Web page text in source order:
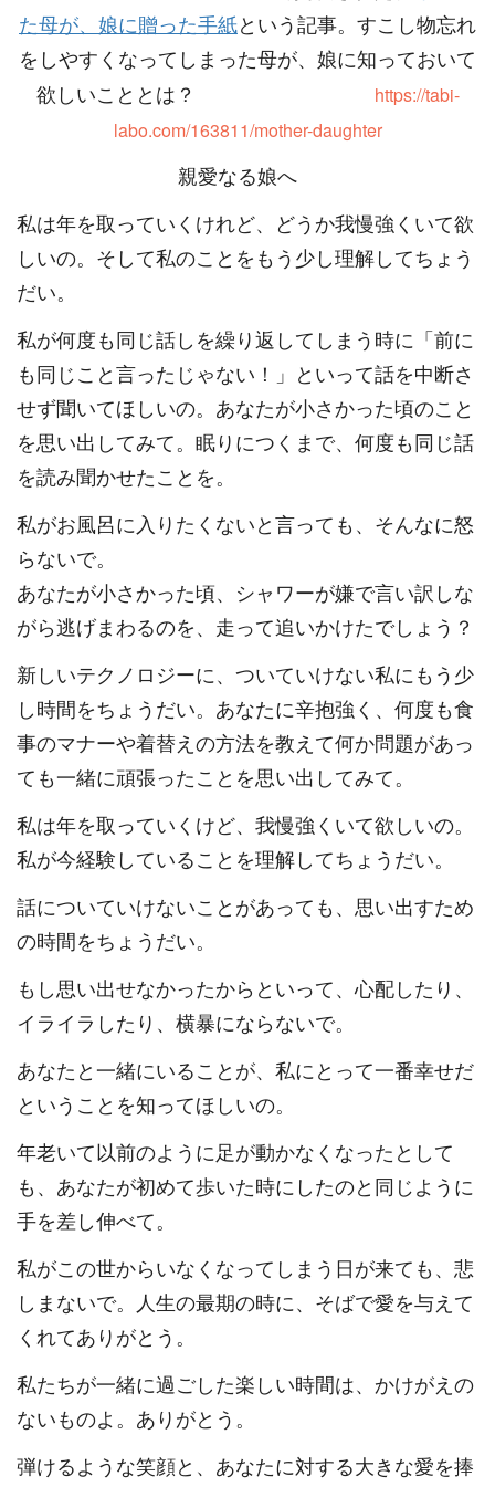
た母が、娘に贈った手紙という記事。すこし物忘れ
をしやすくなってしまった母が、娘に知っておいて
欲しいこととは？ https://tabi-
labo.com/163811/mother-daughter
親愛なる娘へ
私は年を取っていくけれど、どうか我慢強くいて欲
しいの。そして私のことをもう少し理解してちょう
だい。
私が何度も同じ話しを繰り返してしまう時に「前に
も同じこと言ったじゃない！」といって話を中断さ
せず聞いてほしいの。あなたが小さかった頃のこと
を思い出してみて。眠りにつくまで、何度も同じ話
を読み聞かせたことを。
私がお風呂に入りたくないと言っても、そんなに怒
らないで。
あなたが小さかった頃、シャワーが嫌で言い訳しな
がら逃げまわるのを、走って追いかけたでしょう？
新しいテクノロジーに、ついていけない私にもう少
し時間をちょうだい。あなたに辛抱強く、何度も食
事のマナーや着替えの方法を教えて何か問題があっ
ても一緒に頑張ったことを思い出してみて。
私は年を取っていくけど、我慢強くいて欲しいの。
私が今経験していることを理解してちょうだい。
話についていけないことがあっても、思い出すため
の時間をちょうだい。
もし思い出せなかったからといって、心配したり、
イライラしたり、横暴にならないで。
あなたと一緒にいることが、私にとって一番幸せだ
ということを知ってほしいの。
年老いて以前のように足が動かなくなったとして
も、あなたが初めて歩いた時にしたのと同じように
手を差し伸べて。
私がこの世からいなくなってしまう日が来ても、悲
しまないで。人生の最期の時に、そばで愛を与えて
くれてありがとう。
私たちが一緒に過ごした楽しい時間は、かけがえの
ないものよ。ありがとう。
弾けるような笑顔と、あなたに対する大きな愛を捧